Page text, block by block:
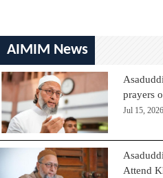
AIMIM News
prayers
Jul 15, 2026
Attend